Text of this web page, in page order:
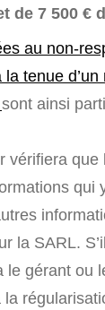
de 7 500 €
au non-
tenue
sont ainsi
vérifiera que
qui
la SARL.
le gérant ou